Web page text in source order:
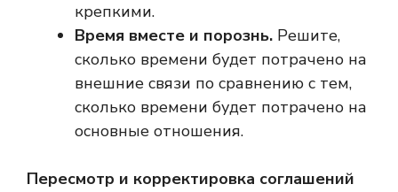
крепкими.
Время вместе и порознь. Решите,
сколько времени будет потрачено на
внешние связи по сравнению с тем,
сколько времени будет потрачено на
основные отношения.
Пересмотр и корректировка соглашений